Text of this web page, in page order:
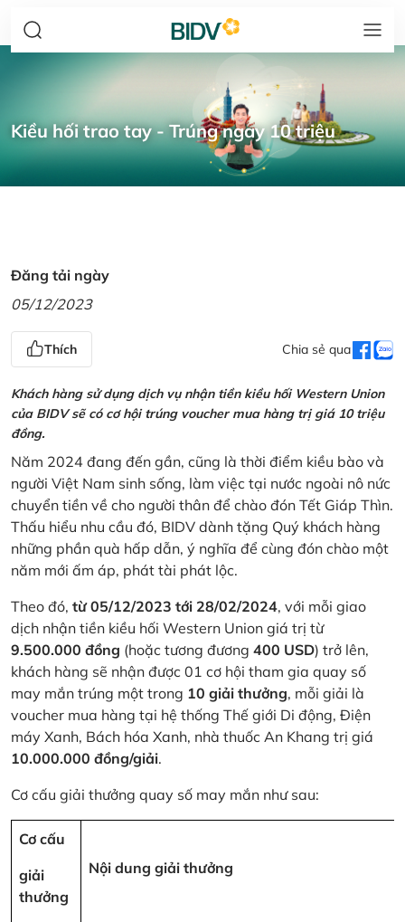
Kiều hối trao tay - Trúng ngay 10 triệu
Đăng tải ngày
05/12/2023
Thích Chia sẻ qua
Khách hàng sử dụng dịch vụ nhận tiền kiều hối Western Union
của BIDV sẽ có cơ hội trúng voucher mua hàng trị giá 10 triệu
đồng.
Năm 2024 đang đến gần, cũng là thời điểm kiều bào và
người Việt Nam sinh sống, làm việc tại nước ngoài nô nức
chuyển tiền về cho người thân để chào đón Tết Giáp Thìn.
Thấu hiểu nhu cầu đó, BIDV dành tặng Quý khách hàng
những phần quà hấp dẫn, ý nghĩa để cùng đón chào một
năm mới ấm áp, phát tài phát lộc.
Theo đó, từ 05/12/2023 tới 28/02/2024, với mỗi giao
dịch nhận tiền kiều hối Western Union giá trị từ
9.500.000 đồng (hoặc tương đương 400 USD) trở lên,
khách hàng sẽ nhận được 01 cơ hội tham gia quay số
may mắn trúng một trong 10 giải thưởng, mỗi giải là
voucher mua hàng tại hệ thống Thế giới Di động, Điện
máy Xanh, Bách hóa Xanh, nhà thuốc An Khang trị giá
10.000.000 đồng/giải.
Cơ cấu giải thưởng quay số may mắn như sau:
Cơ cấu
giải
thưởng
Nội dung giải thưởng